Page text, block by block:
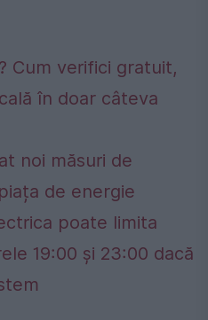
Cum verifici gratuit,
în doar câteva
noi măsuri de
de energie
poate limita
19:00 și 23:00 dacă